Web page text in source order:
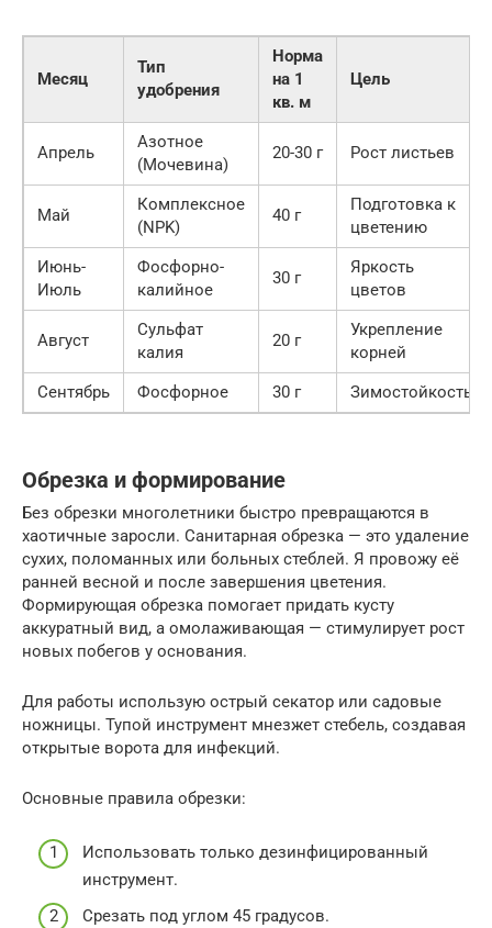
Месяц
Тип
удобрения
Норма
на 1
кв. м
Цель
Апрель
Азотное
(Мочевина)
20-30 г Рост листьев
Май
Комплексное
(NPK)
40 г
Подготовка к
цветению
Июнь-
Июль
Фосфорно-
калийное
30 г
Яркость
цветов
Август
Сульфат
калия
20 г
Укрепление
корней
Сентябрь
Фосфорное 30 г Зимостойкость
Обрезка и формирование
Без обрезки многолетники быстро превращаются в
хаотичные заросли. Санитарная обрезка — это удаление
сухих, поломанных или больных стеблей. Я провожу её
ранней весной и после завершения цветения.
Формирующая обрезка помогает придать кусту
аккуратный вид, а омолаживающая — стимулирует рост
новых побегов у основания.
Для работы использую острый секатор или садовые
ножницы. Тупой инструмент мнезжет стебель, создавая
открытые ворота для инфекций.
Основные правила обрезки:
Использовать только дезинфицированный
инструмент.
Срезать под углом 45 градусов.